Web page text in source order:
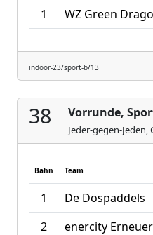
1
WZ Green
indoor-23/sport-b/13
38 Vorrunde,
Jeder-gegen-Jeden,
Bahn Team
1 De Döspaddels
2
enercity